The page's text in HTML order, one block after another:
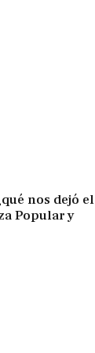
nos dejó el
Popular y